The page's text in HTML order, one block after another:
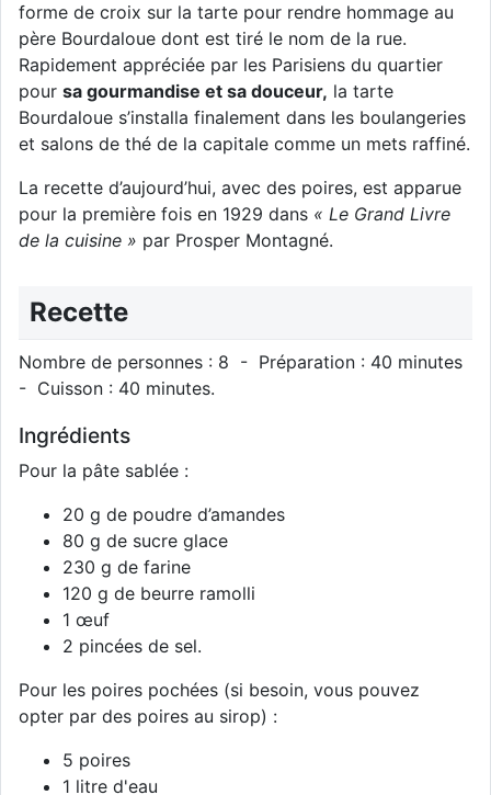
forme de croix sur la tarte pour rendre hommage au
père Bourdaloue dont est tiré le nom de la rue.
Rapidement appréciée par les Parisiens du quartier
pour sa gourmandise et sa douceur, la tarte
Bourdaloue s’installa finalement dans les boulangeries
et salons de thé de la capitale comme un mets raffiné.
La recette d’aujourd’hui, avec des poires, est apparue
pour la première fois en 1929 dans « Le Grand Livre
de la cuisine » par Prosper Montagné.
Recette
Nombre de personnes : 8 - Préparation : 40 minutes
- Cuisson : 40 minutes.
Ingrédients
Pour la pâte sablée :
20 g de poudre d’amandes
80 g de sucre glace
230 g de farine
120 g de beurre ramolli
1 œuf
2 pincées de sel.
Pour les poires pochées (si besoin, vous pouvez
opter par des poires au sirop) :
5 poires
1 litre d'eau